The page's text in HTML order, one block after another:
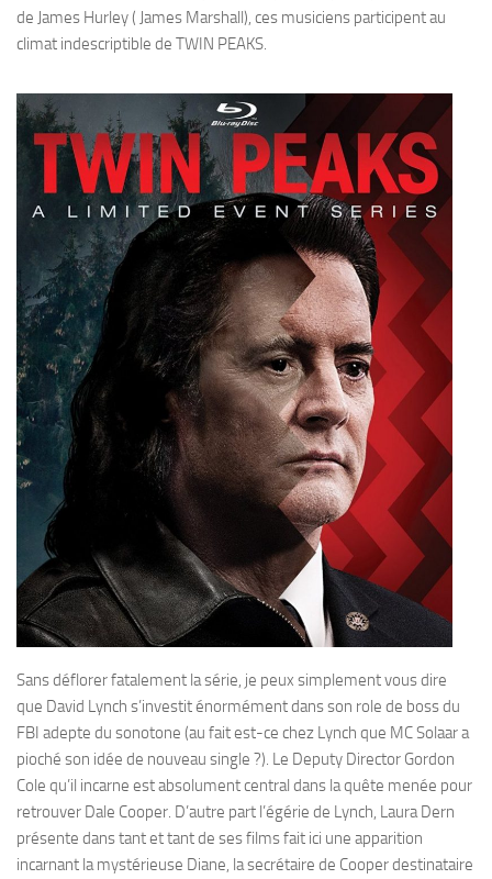
de James Hurley ( James Marshall), ces musiciens participent au
climat indescriptible de TWIN PEAKS.
Sans déflorer fatalement la série, je peux simplement vous dire
que David Lynch s’investit énormément dans son role de boss du
FBI adepte du sonotone (au fait est-ce chez Lynch que MC Solaar a
pioché son idée de nouveau single ?). Le Deputy Director Gordon
Cole qu’il incarne est absolument central dans la quête menée pour
retrouver Dale Cooper. D’autre part l’égérie de Lynch, Laura Dern
présente dans tant et tant de ses films fait ici une apparition
incarnant la mystérieuse Diane, la secrétaire de Cooper destinataire